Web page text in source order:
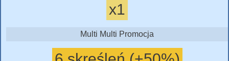
x1
Multi Multi Promocja